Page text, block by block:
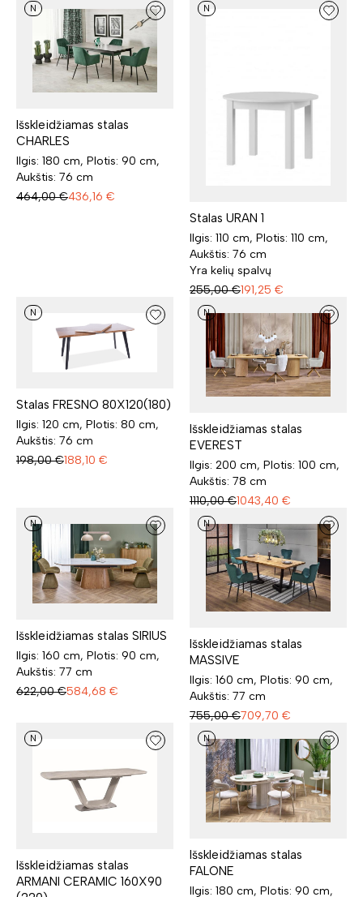
N
Išskleidžiamas stalas
CHARLES
Ilgis: 180 cm, Plotis: 90 cm,
Aukštis: 76 cm
464,00 €436,16 €
N
Stalas URAN 1
Ilgis: 110 cm, Plotis: 110 cm,
Aukštis: 76 cm
Yra kelių spalvų
255,00 €191,25 €
N
Stalas FRESNO 80X120(180)
Ilgis: 120 cm, Plotis: 80 cm,
Aukštis: 76 cm
198,00 €188,10 €
N
Išskleidžiamas stalas
EVEREST
Ilgis: 200 cm, Plotis: 100 cm,
Aukštis: 78 cm
1110,00 €1043,40 €
N
Išskleidžiamas stalas SIRIUS
Ilgis: 160 cm, Plotis: 90 cm,
Aukštis: 77 cm
622,00 €584,68 €
N
Išskleidžiamas stalas
MASSIVE
Ilgis: 160 cm, Plotis: 90 cm,
Aukštis: 77 cm
755,00 €709,70 €
N
Išskleidžiamas stalas
ARMANI CERAMIC 160X90
N
Išskleidžiamas stalas
FALONE
Ilgis: 180 cm, Plotis: 90 cm,